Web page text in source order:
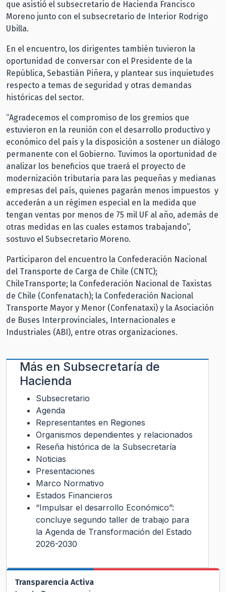
que asistió el subsecretario de Hacienda Francisco
Moreno junto con el subsecretario de Interior Rodrigo
Ubilla.
En el encuentro, los dirigentes también tuvieron la
oportunidad de conversar con el Presidente de la
República, Sebastián Piñera, y plantear sus inquietudes
respecto a temas de seguridad y otras demandas
históricas del sector.
“Agradecemos el compromiso de los gremios que
estuvieron en la reunión con el desarrollo productivo y
económico del país y la disposición a sostener un diálogo
permanente con el Gobierno. Tuvimos la oportunidad de
analizar los beneficios que traerá el proyecto de
modernización tributaria para las pequeñas y medianas
empresas del país, quienes pagarán menos impuestos y
accederán a un régimen especial en la medida que
tengan ventas por menos de 75 mil UF al año, además de
otras medidas en las cuales estamos trabajando”,
sostuvo el Subsecretario Moreno.
Participaron del encuentro la Confederación Nacional
del Transporte de Carga de Chile (CNTC);
ChileTransporte; la Confederación Nacional de Taxistas
de Chile (Confenatach); la Confederación Nacional
Transporte Mayor y Menor (Confenataxi) y la Asociación
de Buses Interprovinciales, Internacionales e
Industriales (ABI), entre otras organizaciones.
Más en Subsecretaría de
Hacienda
Subsecretario
Agenda
Representantes en Regiones
Organismos dependientes y relacionados
Reseña histórica de la Subsecretaría
Noticias
Presentaciones
Marco Normativo
Estados Financieros
“Impulsar el desarrollo Económico”:
concluye segundo taller de trabajo para
la Agenda de Transformación del Estado
2026-2030
Transparencia Activa